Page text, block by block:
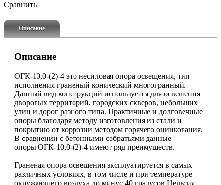
Сравнить
Описание
Описание
ОГК-10,0-(2)-4 это несиловая опора освещения, тип
исполнения граненый конический многогранный.
Данный вид конструкций используется для освещения
дворовых территорий, городских скверов, небольших
улиц и дорог разного типа. Практичные и долговечные
опоры благодаря методу изготовления из стали и
покрытию от коррозии методом горячего оцинкования.
В сравнении с бетонными собратьями данные
опоры ОГК-10,0-(2)-4 имеют ряд преимуществ.
Граненая опора освещения эксплуатируется в самых
различных условиях, в том числе и при температуре
окружающего воздуха до минус 40 градусов Цельсия.